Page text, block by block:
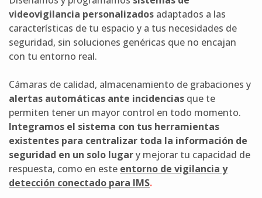
videovigilancia personalizados adaptados a las
características de tu espacio y a tus necesidades de
seguridad, sin soluciones genéricas que no encajan
con tu entorno real.
Cámaras de calidad, almacenamiento de grabaciones y
alertas automáticas ante incidencias que te
permiten tener un mayor control en todo momento.
Integramos el sistema con tus herramientas
existentes para centralizar toda la información de
seguridad en un solo lugary mejorar tu capacidad de
respuesta, como en este entorno de vigilancia y
detección conectado para IMS.